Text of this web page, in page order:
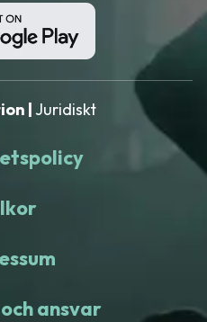
|Juridiskt
ansvar